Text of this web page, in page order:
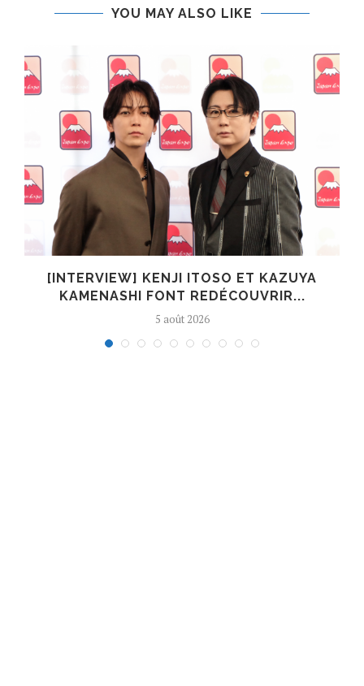
YOU MAY ALSO LIKE
[INTERVIEW] KENJI ITOSO ET KAZUYA
KAMENASHI FONT REDÉCOUVRIR...
5 août 2026